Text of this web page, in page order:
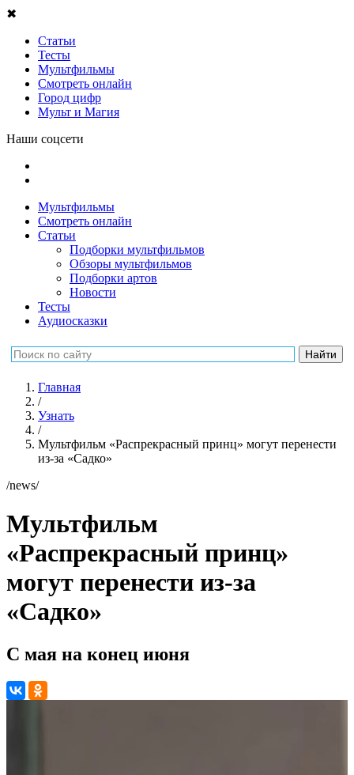
✖
Статьи
Тесты
Мультфильмы
Смотреть онлайн
Город цифр
Мульт и Магия
Наши соцсети
Мультфильмы
Смотреть онлайн
Статьи
Подборки мультфильмов
Обзоры мультфильмов
Подборки артов
Новости
Тесты
Аудиосказки
Главная
/
Узнать
/
Мультфильм «Распрекрасный принц» могут перенести
из-за «Садко»
/news/
Мультфильм
«Распрекрасный принц»
могут перенести из-за
«Садко»
С мая на конец июня